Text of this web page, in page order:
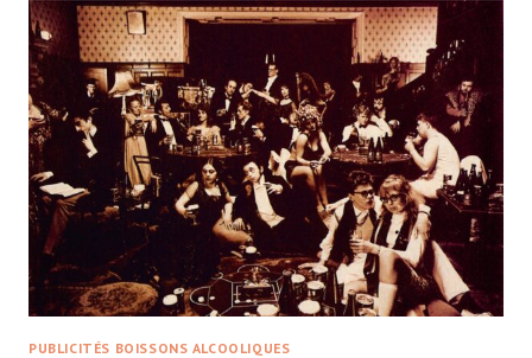
PUBLICITÉS BOISSONS ALCOOLIQUES